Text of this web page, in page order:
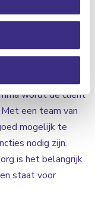
kansen. Ook
om veel
wordt de cliënt
een team van
mogelijk te
nodig zijn.
is het belangrijk
staat voor